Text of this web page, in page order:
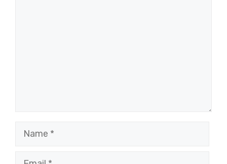
Name
Email